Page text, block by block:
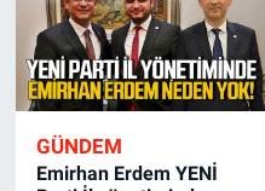
GÜNDEM
Emirhan Erdem YENİ